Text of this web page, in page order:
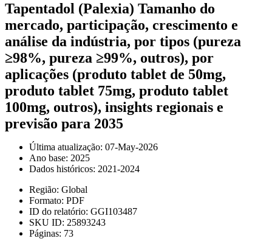
Tapentadol (Palexia) Tamanho do
mercado, participação, crescimento e
análise da indústria, por tipos (pureza
≥98%, pureza ≥99%, outros), por
aplicações (produto tablet de 50mg,
produto tablet 75mg, produto tablet
100mg, outros), insights regionais e
previsão para 2035
Última atualização: 07-May-2026
Ano base: 2025
Dados históricos: 2021-2024
Região: Global
Formato: PDF
ID do relatório: GGI103487
SKU ID: 25893243
Páginas: 73